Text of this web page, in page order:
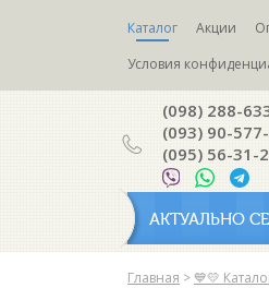
Каталог Акции
Условия
(098) 288-
(093) 90-
(095) 56-31-
АКТУАЛЬНО
Главная > 💙💛